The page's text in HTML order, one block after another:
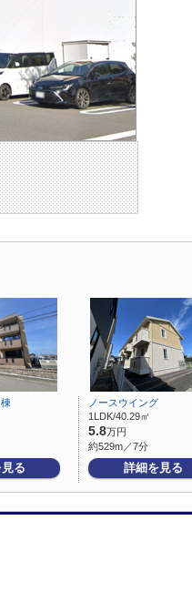
る
ノースウイング
1LDK/40.29㎡
5.8万円
約529m／7分
詳細を見る